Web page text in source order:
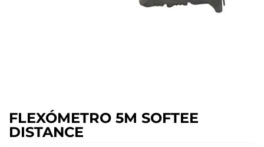
FLEXÓMETRO 5M SOFTEE
DISTANCE